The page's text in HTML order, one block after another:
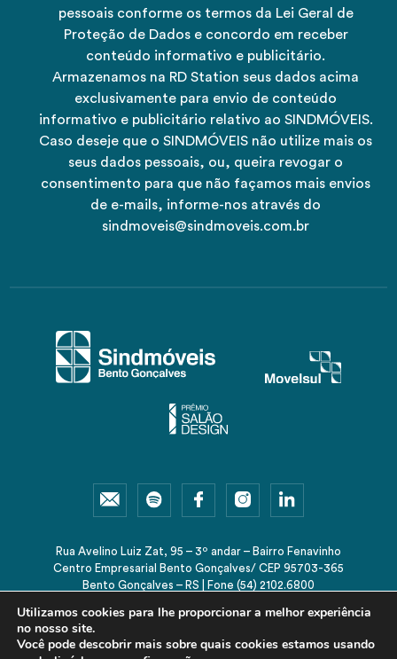
pessoais conforme os termos da Lei Geral de
Proteção de Dados e concordo em receber
conteúdo informativo e publicitário.
Armazenamos na RD Station seus dados acima
exclusivamente para envio de conteúdo
informativo e publicitário relativo ao SINDMÓVEIS.
Caso deseje que o SINDMÓVEIS não utilize mais os
seus dados pessoais, ou, queira revogar o
consentimento para que não façamos mais envios
de e-mails, informe-nos através do
sindmoveis@sindmoveis.com.br
Rua Avelino Luiz Zat, 95 – 3º andar – Bairro Fenavinho
Centro Empresarial Bento Gonçalves/ CEP 95703-365
Bento Gonçalves – RS | Fone (54) 2102.6800
Utilizamos cookies para lhe proporcionar a melhor experiência
no nosso site.
Você pode descobrir mais sobre quais cookies estamos usando